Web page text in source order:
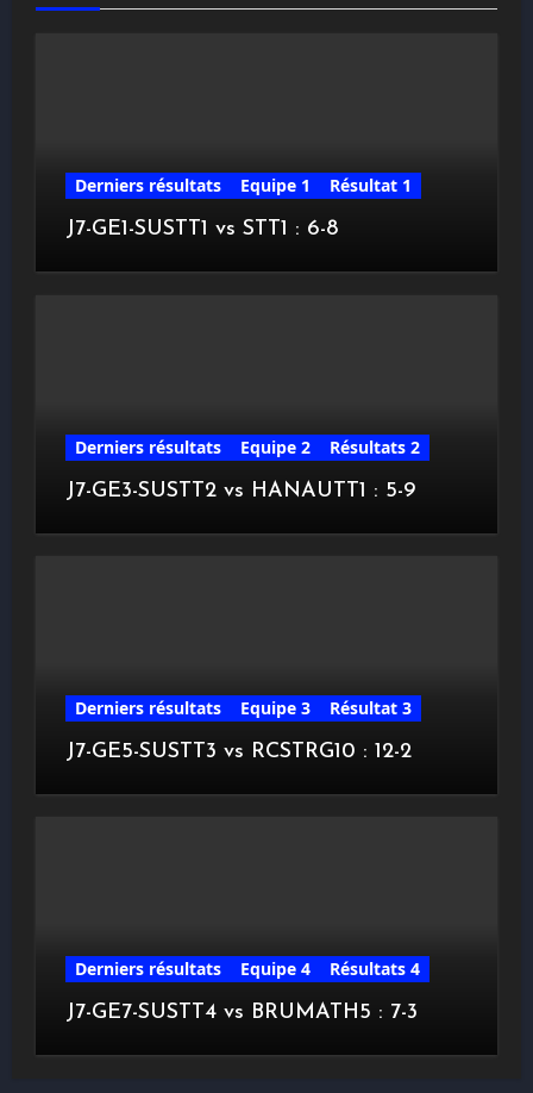
Derniers résultats Equipe 1
Résultat 1
J7-GE1-SUSTT1 vs STT1 : 6-8
Derniers résultats Equipe 2
Résultats 2
J7-GE3-SUSTT2 vs HANAUTT1 : 5-9
Derniers résultats Equipe 3
Résultat 3
J7-GE5-SUSTT3 vs RCSTRG10 : 12-2
Derniers résultats Equipe 4
Résultats 4
J7-GE7-SUSTT4 vs BRUMATH5 : 7-3